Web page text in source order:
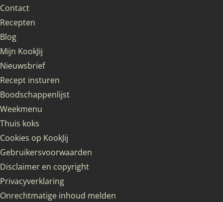
Contact
Recepten
Blog
Mijn KookJij
Nieuwsbrief
Recept insturen
Boodschappenlijst
Weekmenu
Thuis koks
Cookies op KookJij
Gebruikersvoorwaarden
Disclaimer en copyright
Privacyverklaring
Onrechtmatige inhoud melden